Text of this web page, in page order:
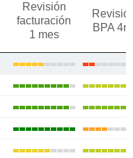
Revisión
facturación
1 mes
BPA